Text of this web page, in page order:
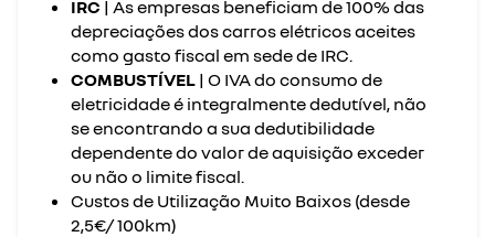
IRC | As empresas beneficiam de 100% das
depreciações dos carros elétricos aceites
como gasto fiscal em sede de IRC.
COMBUSTÍVEL | O IVA do consumo de
eletricidade é integralmente dedutível, não
se encontrando a sua dedutibilidade
dependente do valor de aquisição exceder
ou não o limite fiscal.
Custos de Utilização Muito Baixos (desde
2,5€/ 100km)